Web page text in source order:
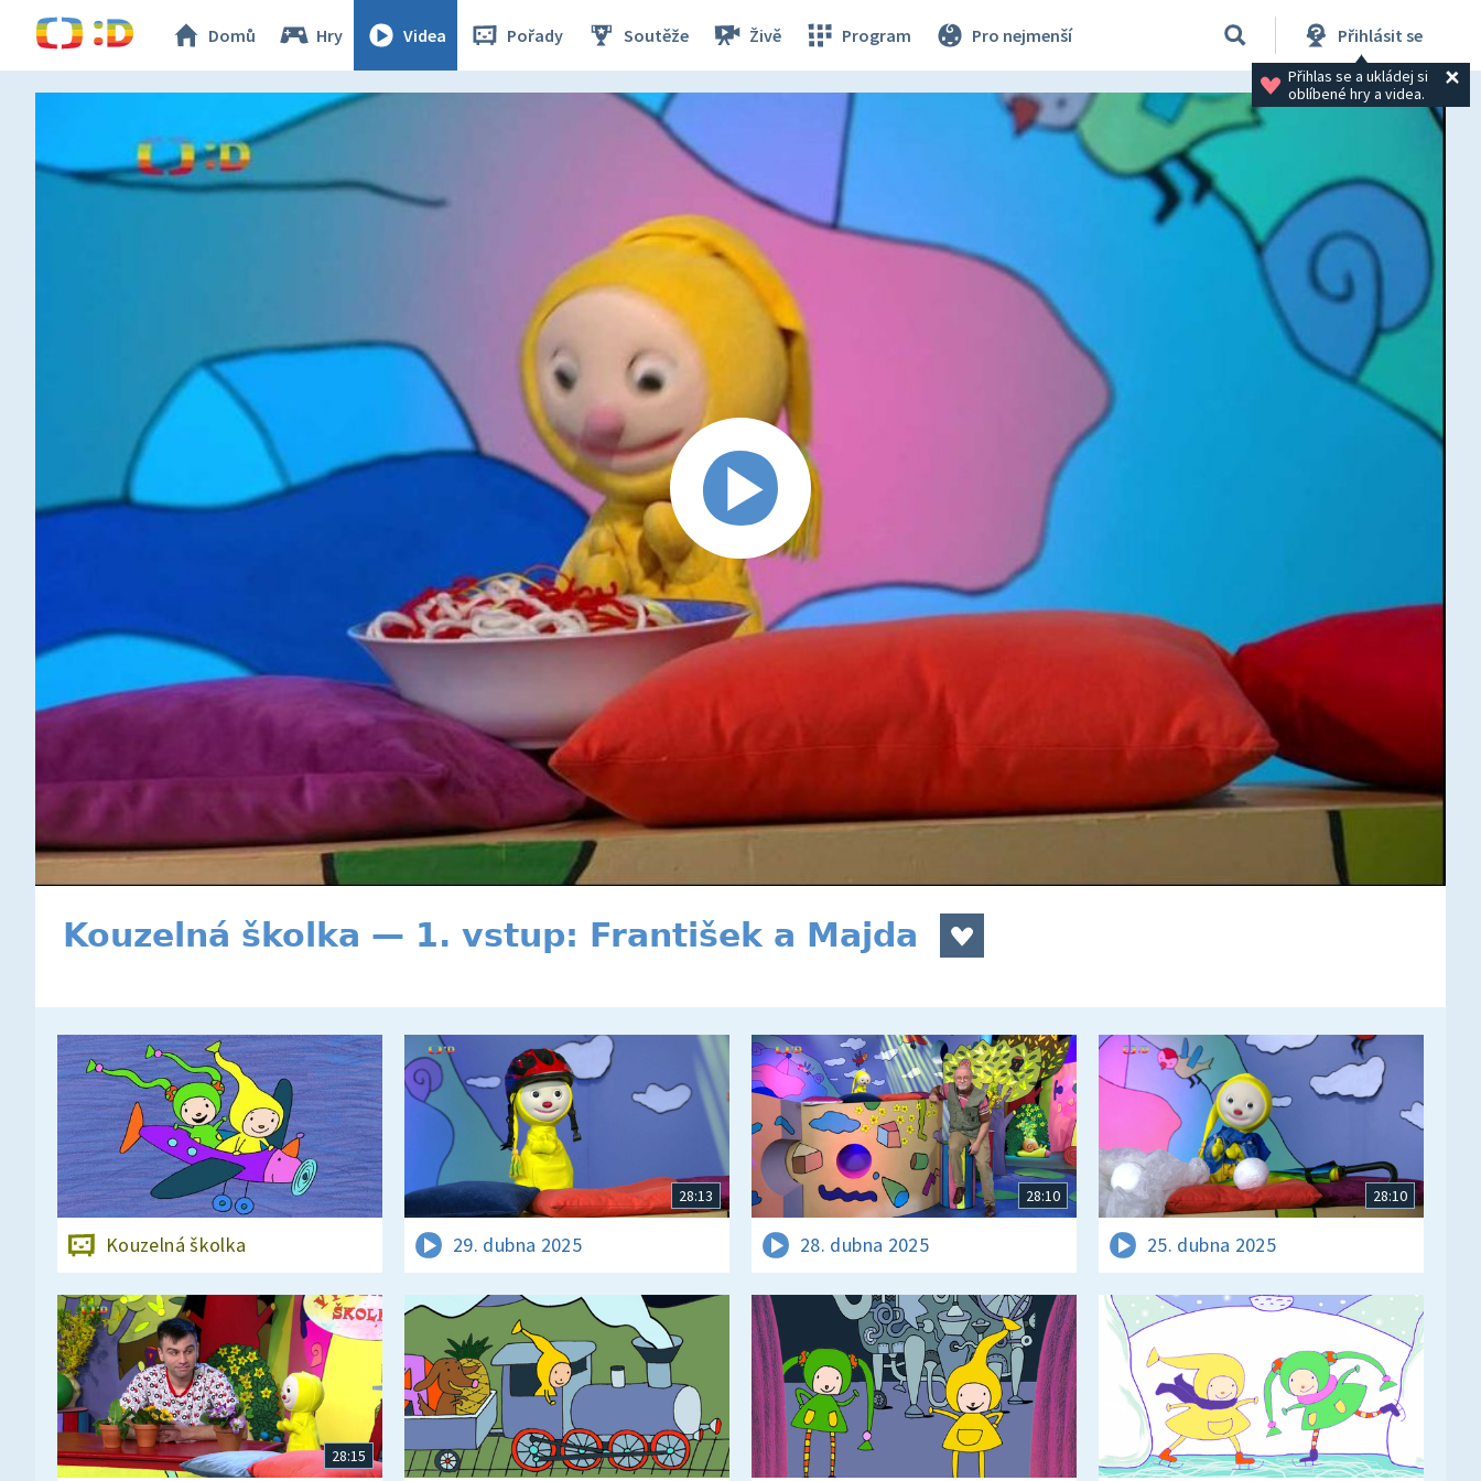
Domů Hry Videa Pořady Soutěže Živě Program Pro nejmenší Přihlásit se
Přihlas se a ukládej si
oblíbené hry a videa.
Kouzelná školka — 1. vstup: František a Majda
Kouzelná školka
28:13
29. dubna 2025
28:10
28. dubna 2025
28:10
25. dubna 2025
28:15